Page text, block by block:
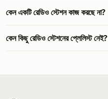
কেন একটি রেডিও স্টেশন কাজ করছে না?
কেন কিছু রেডিও স্টেশনের প্লেলিস্ট নেই?